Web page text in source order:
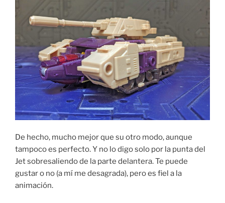
De hecho, mucho mejor que su otro modo, aunque
tampoco es perfecto. Y no lo digo solo por la punta del
Jet sobresaliendo de la parte delantera. Te puede
gustar o no (a mí me desagrada), pero es fiel a la
animación.